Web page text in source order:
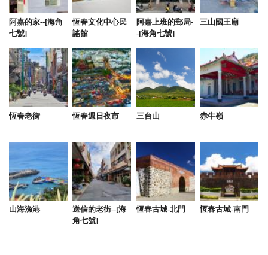
2022-12-20 21:16:37
備一級棒 玩的太嗨 忘記拍照了…
from google
2022-12-15 02:22:47
很棒，環境很舒服 民宿人員很親切 一定會再回來住
from google
2022-10-24 18:20:00
阿嘉的家--[海角
七號]
恆春文化中心民
謠館
阿嘉上班的郵局-
-[海角七號]
三山國王廟
恆春老街 恆春週日夜市 三台山 赤牛嶺
山海漁港
送信的老街--[海
角七號]
恆春古城-北門 恆春古城-南門